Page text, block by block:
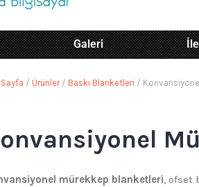
Galeri
/ Ürünler/ Baskı Blanketleri /
mürekkep blanketleri, ofset